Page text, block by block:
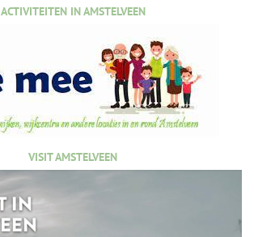
ACTIVITEITEN IN AMSTELVEEN
VISIT AMSTELVEEN